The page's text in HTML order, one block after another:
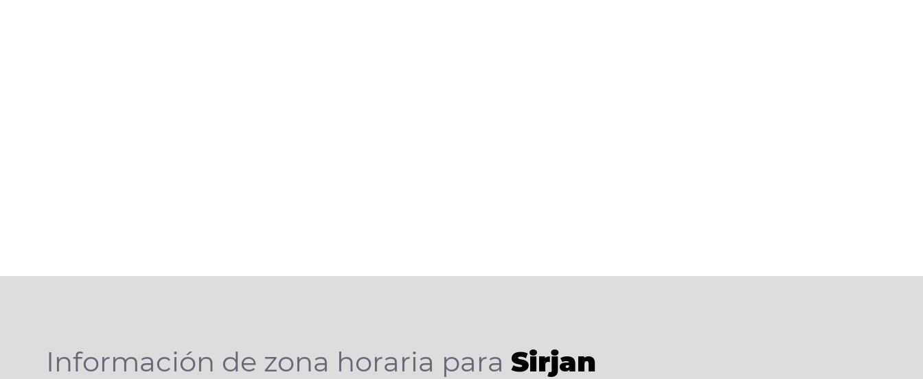
Información de zona horaria paraSirjan